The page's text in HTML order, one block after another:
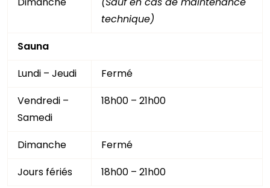
technique)
Sauna
Lundi – Jeudi
Fermé
Vendredi –
Samedi
18h00 – 21h00
Dimanche
Fermé
Jours fériés
18h00 – 21h00